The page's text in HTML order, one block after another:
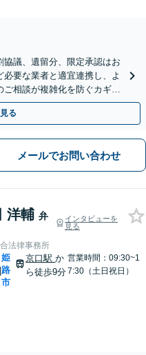
協議、遺留分、限定承認はお
要な業者と適宜連携し、よ
ご相談が複雑化を防ぐカギと
る
メールでお問い合わせ
洋輔 弁
インタビューを
見る
法律事務所
|
姫
路
市
京口駅か
ら徒歩9分
営業時間：09:30~1
7:30（土日祝日）